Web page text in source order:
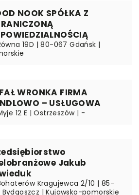
NOOK SPÓŁKA Z
19D | 80-067 Gdańsk |
WRONKA FIRMA
– USŁUGOWA
12 E | Ostrzeszów | -
Jakub
Kragujewca 2/10 | 85-
Bydgoszcz | Kujawsko-pomorskie